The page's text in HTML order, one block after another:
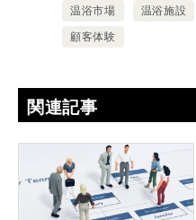
温浴市場 温浴施設
顧客体験
関連記事